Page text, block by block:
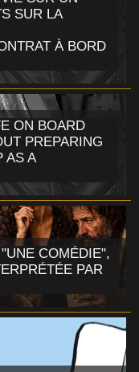
SUR LA
À BORD
ON BOARD
PREPARING
AS A
COMÉDIE",
PAR